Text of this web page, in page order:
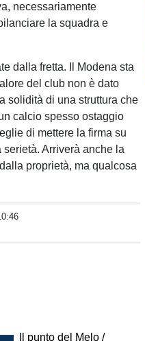
necessariamente
la squadra e
dalla fretta. Il Modena sta
del club non è dato
solidità di una struttura che
calcio spesso ostaggio
di mettere la firma su
Arriverà anche la
proprietà, ma qualcosa
Il punto del Melo /